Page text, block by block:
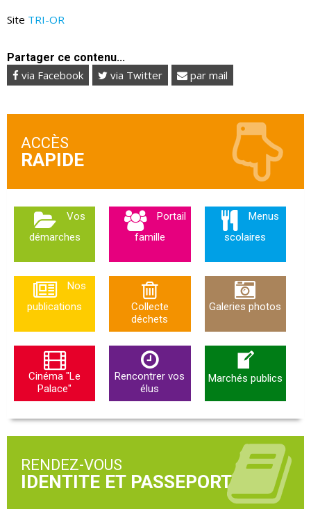
Site TRI-OR
Partager ce contenu...
via Facebook via Twitter par mail
ACCÈS
Vos
démarches
Portail
famille
Menus
scolaires
Nos
publications
Collecte
déchets
Galeries photos
Cinéma "Le
Palace"
Rencontrer vos
élus
Marchés publics
RENDEZ-VOUS